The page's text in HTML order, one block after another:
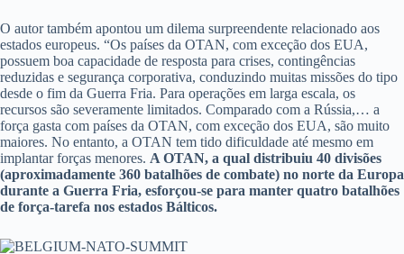
O autor também apontou um dilema surpreendente relacionado aos
estados europeus. “Os países da OTAN, com exceção dos EUA,
possuem boa capacidade de resposta para crises, contingências
reduzidas e segurança corporativa, conduzindo muitas missões do tipo
desde o fim da Guerra Fria. Para operações em larga escala, os
recursos são severamente limitados. Comparado com a Rússia,… a
força gasta com países da OTAN, com exceção dos EUA, são muito
maiores. No entanto, a OTAN tem tido dificuldade até mesmo em
implantar forças menores. A OTAN, a qual distribuiu 40 divisões
(aproximadamente 360 batalhões de combate) no norte da Europa
durante a Guerra Fria, esforçou-se para manter quatro batalhões
de força-tarefa nos estados Bálticos.